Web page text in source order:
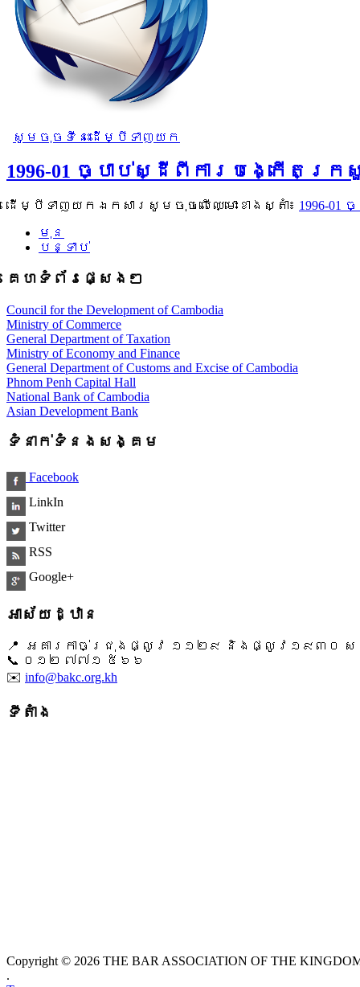
សូមចុចទីនេះដើម្បីទាញយក
1996-01 ច្បាប់ស្ដីពីការបង្កើតក្
ដើម្បីទាញយកឯកសារសូមចុចលើឈ្មោះខាងស្តាំ៖ 1996-
មុន
បន្ទាប់
គេហទំព័រផ្សេងៗ
Council for the Development of Cambodia
Ministry of Commerce
General Department of Taxation
Ministry of Economy and Finance
General Department of Customs and Excise of Cambodia
Phnom Penh Capital Hall
National Bank of Cambodia
Asian Development Bank
ទំនាក់ទំនងសង្គម
Facebook
LinkIn
Twitter
RSS
Google+
អាស័យដ្ឋាន
📍 អគារកាច់ជ្រុងផ្លូវ ១១២៩ និងផ្លូវ១៩៣០ ស
📞 ​០១២ ៧៧១ ៥៦៦
✉️ info@bakc.org.kh
ទីតាំង
Copyright © 2026 THE BAR ASSOCIATION OF THE
.